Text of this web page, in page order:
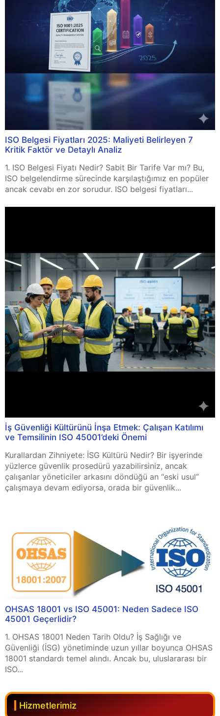
ISO Belgesi Fiyatları 2025: Maliyeti Belirleyen 7
Kritik Faktör ve Detaylı Analiz
1. ISO Belgesi Fiyatı Nedir? Sabit Bir Tarife Var mı? Bu,
ISO belgelendirme sürecinde karşılaştığımız en popüler
ancak cevabı en zor sorudur. ISO belgesi fiyatları...
İş Güvenliği Kültürünü İnşa Etmek: Çalışan Katılımı
ve Temsilinin ISO 45001’deki Önemi
Kurallardan Zihniyete: İSG Kültürü Nedir? Bir işyerinde
yüzlerce güvenlik prosedürü yazabilirsiniz, ancak
çalışanlar yöneticiler arkasını döndüğü an “eski usul”
çalışmaya devam ediyorsa, orada bir güvenlik...
OHSAS 18001 vs ISO 45001: Neden Sadece ISO
45001 Geçerlidir?
1. OHSAS 18001 Neden Tarih Oldu? İş Sağlığı ve
Güvenliği (İSG) yönetiminde uzun yıllar boyunca OHSAS
18001 standardı temel alındı. Ancak bu, uluslararası bir
ISO...
Hizmetlerimiz